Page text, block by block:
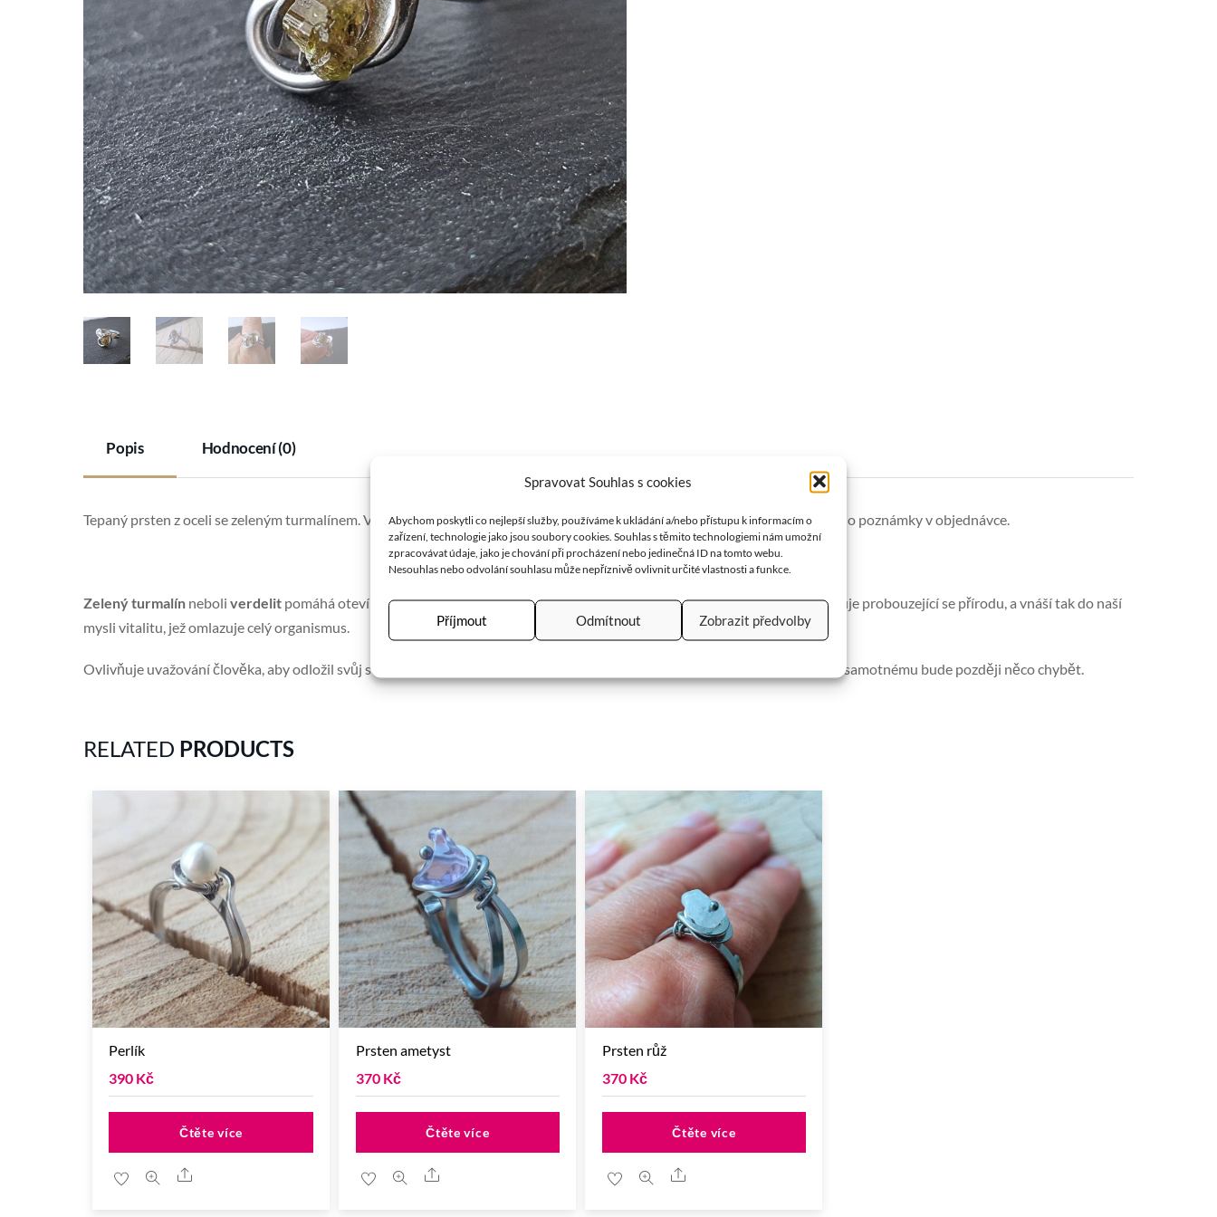
Spravovat Souhlas s cookies
Abychom poskytli co nejlepší služby, používáme k ukládání a/nebo přístupu k informacím o
zařízení, technologie jako jsou soubory cookies. Souhlas s těmito technologiemi nám umožní
zpracovávat údaje, jako je chování při procházení nebo jedinečná ID na tomto webu.
Nesouhlas nebo odvolání souhlasu může nepříznivě ovlivnit určité vlastnosti a funkce.
Příjmout Odmítnout Zobrazit předvolby
Popis Hodnocení (0)
Tepaný prsten z oceli se zeleným turmalínem. Velikost nastavitelná. Mohu nastavit přibližně na Vaši velikost…pište, prosím do poznámky v objednávce.
Zelený turmalín neboli verdelit pomáhá otevírat srdce a probouzí soucit, lásku a toleranci. Svojí zelenou barvou v nás evokuje probouzející se přírodu, a vnáší tak do naší
mysli vitalitu, jež omlazuje celý organismus.
Ovlivňuje uvažování člověka, aby odložil svůj strach z nedostatku, protože jenom tak může dávat druhým bez obav, že jemu samotnému bude později něco chybět.
RELATED PRODUCTS
Perlík
390 Kč
Čtěte více
Share
Prsten ametyst
370 Kč
Čtěte více
Share
Prsten růž
370 Kč
Čtěte více
Share